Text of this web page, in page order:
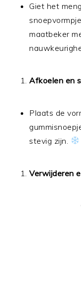
Giet het
maatbeker
Afkoelen en
Plaats de
stevig zijn.
Verwijderen